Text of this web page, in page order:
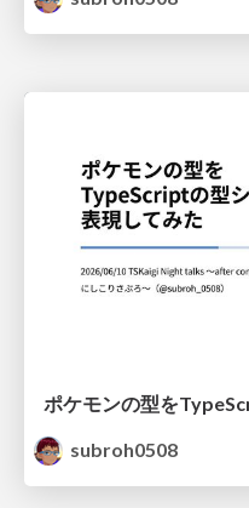
subroh0508